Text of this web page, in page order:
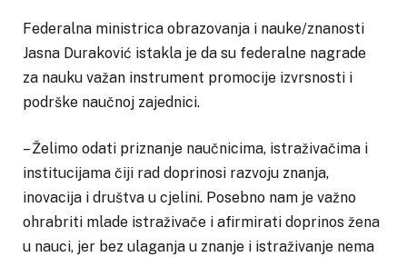
Federalna ministrica obrazovanja i nauke/znanosti
Jasna Duraković istakla je da su federalne nagrade
za nauku važan instrument promocije izvrsnosti i
podrške naučnoj zajednici.
– Želimo odati priznanje naučnicima, istraživačima i
institucijama čiji rad doprinosi razvoju znanja,
inovacija i društva u cjelini. Posebno nam je važno
ohrabriti mlade istraživače i afirmirati doprinos žena
u nauci, jer bez ulaganja u znanje i istraživanje nema